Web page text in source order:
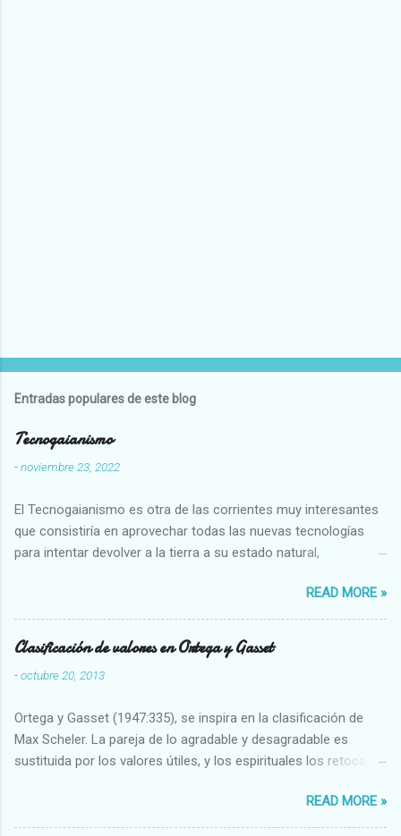
Entradas populares de este blog
Tecnogaianismo
-noviembre 23, 2022
El Tecnogaianismo es otra de las corrientes muy interesantes
que consistiría en aprovechar todas las nuevas tecnologías
para intentar devolver a la tierra a su estado natural,
READ MORE »
Clasificación de valores en Ortega y Gasset
-octubre 20, 2013
Ortega y Gasset (1947:335), se inspira en la clasificación de
Max Scheler. La pareja de lo agradable y desagradable es
sustituida por los valores útiles, y los espirituales los retoca.
Abundante-Escaso,etc 2 VITALES Sano-Enfermo Selecto-
Vulgar Enérgico-Inerte Fuerte-Débil,etc. 3 ESPIRITUALES a)
READ MORE »